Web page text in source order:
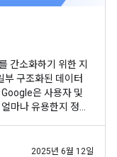
간소화하기 위한 지
구조화된 데이터
은 사용자 및
마나 유용한지 정기
2025년 6월 12일